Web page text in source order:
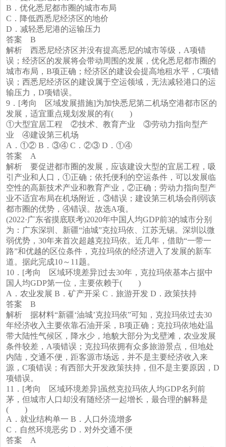
B．优化悉尼都市圈的城市布局
C．降低西悉尼经济区的地价
D．减轻悉尼港的运输压力
答案 B
解析 西悉尼经济区并没有提高悉尼的城市等级，A项错
误；经济区的发展将会带动周围的发展，优化悉尼都市圈的
城市布局，B项正确；经济区的建设会提高地租水平，C项错
误；西悉尼经济区的建设属于空运领域，无法减轻港口的运
输压力，D项错误。
9．[考向 区域发展措施]为加快悉尼第二机场空港都市区的
发展，适宜重点规划发展的有( )
①大型宜居工程 ②技术、教育产业 ③劳动力指向型产
业 ④建设第三机场
A．①② B．③④ C．②③ D．①④
答案 A
解析 要促进都市圈的发展，应该建设大型的宜居工程，吸
引产业和人口，①正确；依托便利的空运条件，可以发展临
空性的高新技术产业和教育产业，②正确；劳动力指向型产
业不适宜布局在机场附近，③错误；建设第三机场会削弱该
都市圈的优势，④错误。故选A项。
(2022·广东省摸底联考)2020年中国人均GDP前3的城市分别
为：广东深圳、新疆“油城”克拉玛依、江苏无锡。深圳以微
弱优势，30年来首次超越克拉玛依。近几年，借助“一带一
路”和优越的区位条件，克拉玛依的经济进入了发展的新车
道。据此完成10～11题。
10．[考向 区域环境差异]过去30年，克拉玛依基本占据中
国人均GDP第一位，主要依赖于( )
A．农业发展 B．矿产开采 C．旅游开发 D．政策扶持
答案 B
解析 据材料“新疆‘油城’克拉玛依”可知，克拉玛依过去30
年经济收入主要依靠石油开采，B项正确；克拉玛依地处温
带大陆性气候区，降水少，地貌大部分为戈壁滩，农业发展
条件较差，A项错误；克拉玛依拥有众多旅游景点，但地处
内陆，交通不便，距客源市场远，并不是主要经济收入来
源，C项错误；有西部大开发政策扶持，但不是主要原因，D
项错误。
11．[考向 区域环境差异]虽然克拉玛依人均GDP名列前
茅，但城市人口却没有随经济一起增长，最合理的解释是
( )
A．就业结构单一 B．人口外流增多
C．自然环境恶劣 D．对外交通不便
答案 A